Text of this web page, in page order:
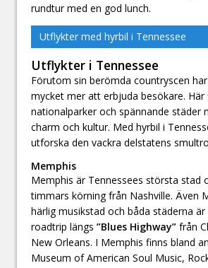
rundtur med en god lunch.
Utflykter med hyrbil i Tennessee
Utflykter i Tennessee
Förutom sin berömda countryscen
mycket mer att erbjuda besökare.
nationalparker och spännande städer
charm och kultur. Med hyrbil i
utforska den vackra delstatens
Memphis
Memphis är Tennessees största stad
timmars körning från Nashville. Även
härlig musikstad och båda städerna
roadtrip längs ”Blues Highway” från
New Orleans. I Memphis finns bland
Museum of American Soul Music, Rock